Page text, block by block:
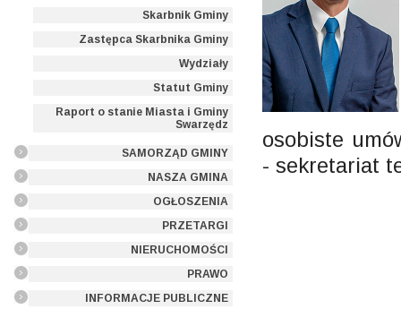
Skarbnik Gminy
Zastępca Skarbnika Gminy
Wydziały
Statut Gminy
Raport o stanie Miasta i Gminy
Swarzędz
SAMORZĄD GMINY
NASZA GMINA
OGŁOSZENIA
PRZETARGI
NIERUCHOMOŚCI
PRAWO
INFORMACJE PUBLICZNE
osobiste
- sekretariat